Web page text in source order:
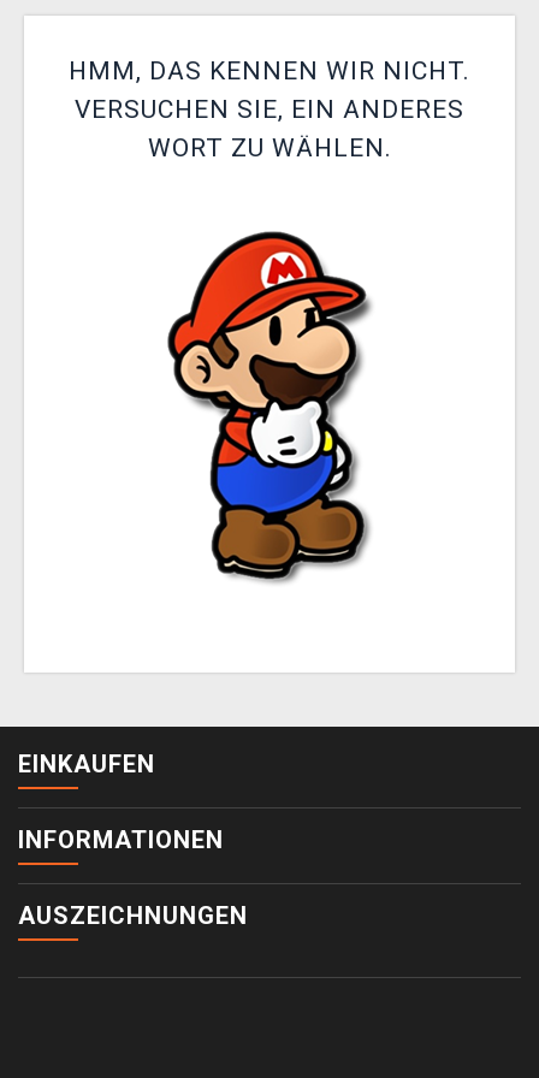
HMM, DAS KENNEN WIR NICHT.
VERSUCHEN SIE, EIN ANDERES
WORT ZU WÄHLEN.
EINKAUFEN
INFORMATIONEN
AUSZEICHNUNGEN